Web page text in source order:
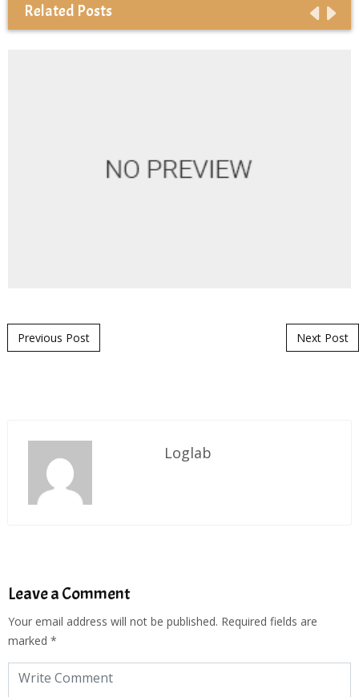
Related Posts
Post navigation
Previous Post Next Post
Loglab
Leave a Comment
Your email address will not be published. Required fields are
marked *